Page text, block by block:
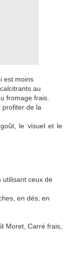
est moins
au
fromage frais.
profiter de la
le visuel et le
utilisant ceux de
en dés, en
Moret, Carré frais,